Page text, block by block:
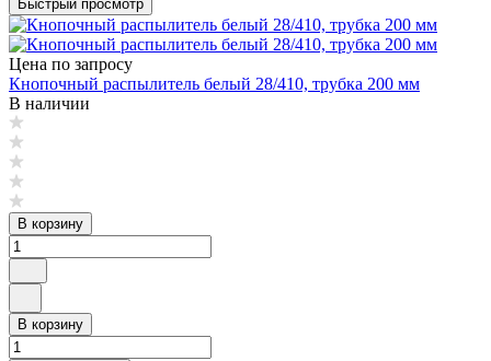
Быстрый просмотр
Цена по запросу
Кнопочный распылитель белый 28/410, трубка 200 мм
В наличии
В корзину
В корзину